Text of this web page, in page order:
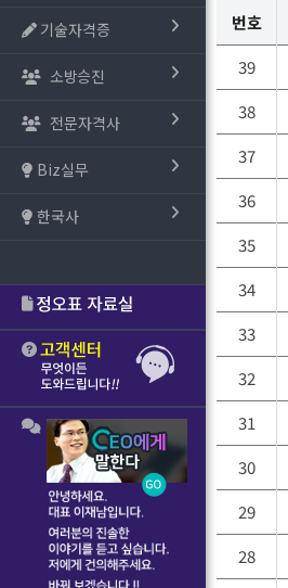
기술자격증
소방승진
전문자격사
Biz실무
한국사
번호
39
38
37
36
35
34
33
32
31
30
29
28